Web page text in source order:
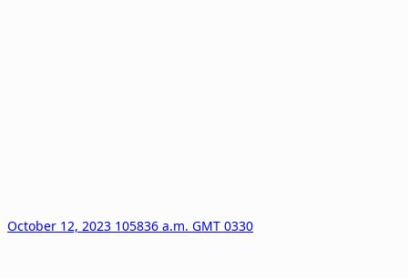
October 12, 2023 105836 a.m. GMT 0330